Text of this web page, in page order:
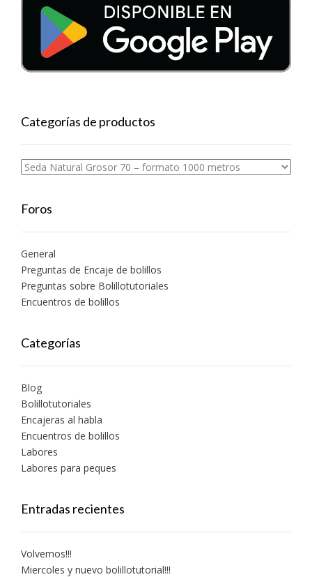
Categorías de productos
Foros
General
Preguntas de Encaje de bolillos
Preguntas sobre Bolillotutoriales
Encuentros de bolillos
Categorías
Blog
Bolillotutoriales
Encajeras al habla
Encuentros de bolillos
Labores
Labores para peques
Entradas recientes
Volvemos!!!
Miercoles y nuevo bolillotutorial!!!